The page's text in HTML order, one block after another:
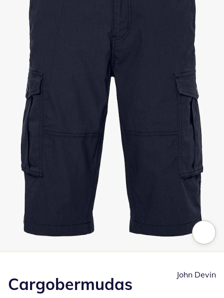
Cargobermudas John Devin